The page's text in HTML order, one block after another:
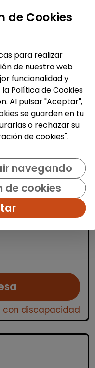
a (banyeres
|
operario/a
de
en una planta
de
con discapacidad
de Cookies
para realizar
de nuestra web
funcionalidad y
Política de Cookies
Al pulsar "Aceptar",
se guarden en tu
o rechazar su
de cookies".
navegando
de cookies